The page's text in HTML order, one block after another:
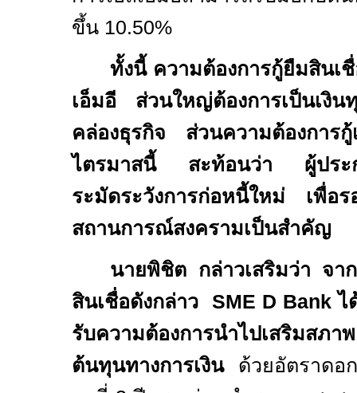
ขึ้น 10.50%
ทั้งนี้ ความต้องการกู้ยืมสินเ
เอ็มอี ส่วนใหญ่ต้องการเป็นเงิน
คล่องธุรกิจ ส่วนความต้องการ
ไตรมาสนี้ สะท้อนว่า ผู้ประ
ระมัดระวังการก่อหนี้ใหม่ เพื่อร
สถานการณ์สงครามเป็นสำคัญ
นายพิชิต กล่าวเสริมว่า จา
สินเชื่อดังกล่าว SME D Bankไ
รับความต้องการนำไปเสริมส
ต้นทุนทางการเงินด้วยอัตราดอ